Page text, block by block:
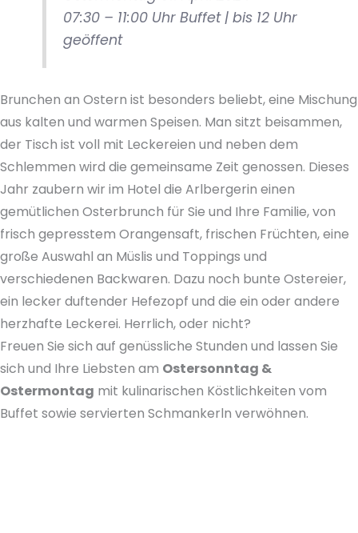
07:30 – 11:00 Uhr Buffet | bis 12 Uhr
geöffent
Brunchen an Ostern ist besonders beliebt, eine Mischung
aus kalten und warmen Speisen. Man sitzt beisammen,
der Tisch ist voll mit Leckereien und neben dem
Schlemmen wird die gemeinsame Zeit genossen. Dieses
Jahr zaubern wir im Hotel die Arlbergerin einen
gemütlichen Osterbrunch für Sie und Ihre Familie, von
frisch gepresstem Orangensaft, frischen Früchten, eine
große Auswahl an Müslis und Toppings und
verschiedenen Backwaren. Dazu noch bunte Ostereier,
ein lecker duftender Hefezopf und die ein oder andere
herzhafte Leckerei. Herrlich, oder nicht?
Freuen Sie sich auf genüssliche Stunden und lassen Sie
sich und Ihre Liebsten am Ostersonntag &
Ostermontag mit kulinarischen Köstlichkeiten vom
Buffet sowie servierten Schmankerln verwöhnen.